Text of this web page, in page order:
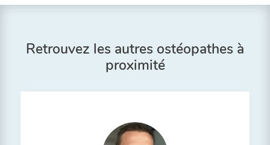
Retrouvez les autres ostéopathes à
proximité